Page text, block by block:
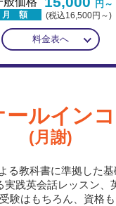
月 額
円～
(税込16,500円～)
料金表へ
ールイン
(月謝)
る教科書に準拠した
実践英会話レッスン、
受験はもちろん、資格